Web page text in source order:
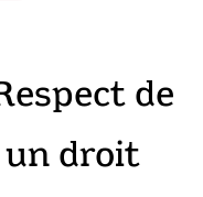
de
droit